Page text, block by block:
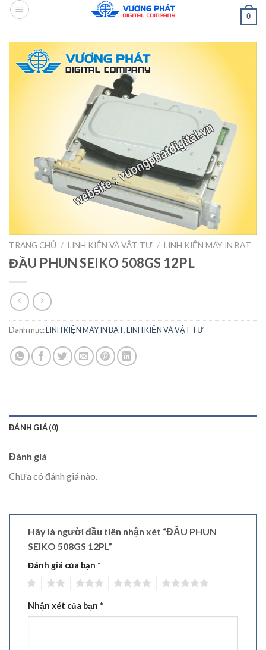
Skip
0
TRANG CHỦ / LINH KIỆN VÀ VẬT TƯ / LINH KIỆN MÁY IN BẠT
ĐẦU PHUN SEIKO 508GS 12PL
Danh mục:LINH KIỆN MÁY IN BẠT,LINH KIỆN VÀ VẬT TƯ
ĐÁNH GIÁ (0)
Đánh giá
Chưa có đánh giá nào.
Hãy là người đầu tiên nhận xét “ĐẦU PHUN
SEIKO 508GS 12PL”
Đánh giá của bạn *
Nhận xét của bạn *